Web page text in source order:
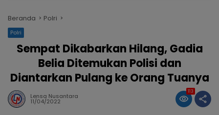
Beranda Polri
Polri
Sempat Dikabarkan Hilang, Gadia
Belia Ditemukan Polisi dan
Diantarkan Pulang ke Orang Tuanya
Lensa Nusantara
11/04/2022
113